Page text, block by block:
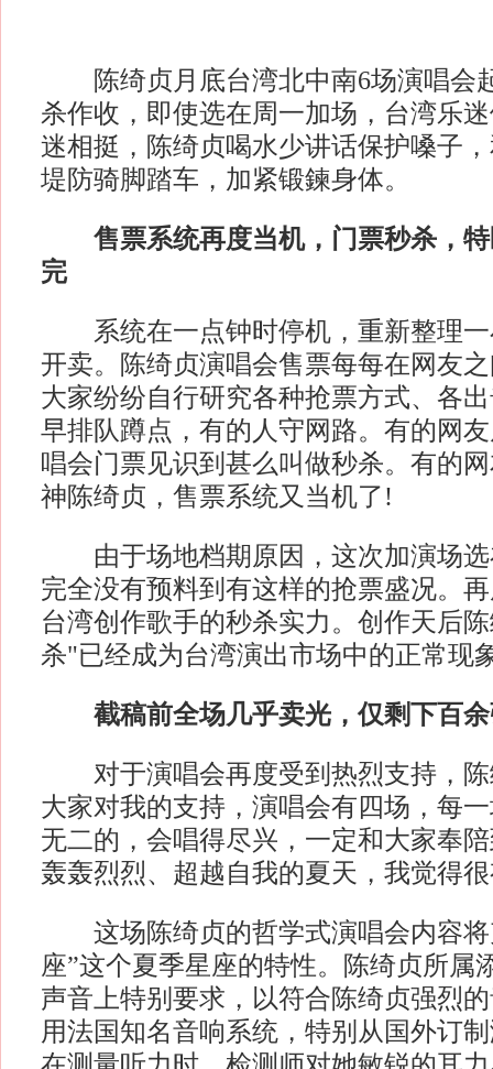
陈绮贞月底台湾北中南6场演唱会
杀作收，即使选在周一加场，台湾乐
迷相挺，陈绮贞喝水少讲话保护嗓子
堤防骑脚踏车，加紧锻鍊身体。
售票系统再度当机，门票秒杀，
完
系统在一点钟时停机，重新整理一
开卖。陈绮贞演唱会售票每每在网友
大家纷纷自行研究各种抢票方式、各
早排队蹲点，有的人守网路。有的网
唱会门票见识到甚么叫做秒杀。有的
神陈绮贞，售票系统又当机了!
由于场地档期原因，这次加演场选
完全没有预料到有这样的抢票盛况。
台湾创作歌手的秒杀实力。创作天后
杀"已经成为台湾演出市场中的正
截稿前全场几乎卖光，仅剩下百余
对于演唱会再度受到热烈支持，陈
大家对我的支持，演唱会有四场，每
无二的，会唱得尽兴，一定和大家奉
轰轰烈烈、超越自我的夏天，我觉得
这场陈绮贞的哲学式演唱会内容将
座”这个夏季星座的特性。陈绮贞所属
声音上特别要求，以符合陈绮贞强烈
用法国知名音响系统，特别从国外订